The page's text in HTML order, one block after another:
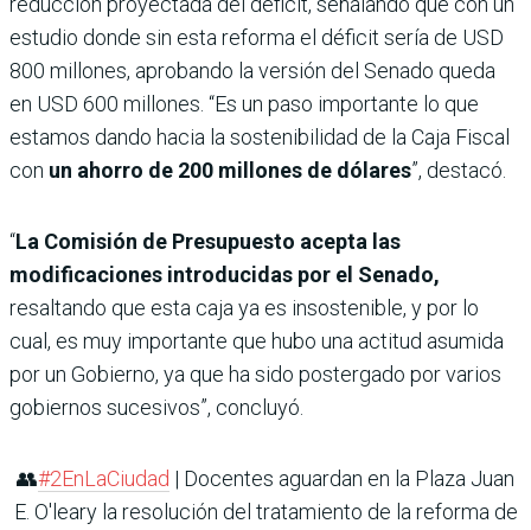
estudio donde sin esta reforma el déficit sería de USD
800 millones, aprobando la versión del Senado queda
en USD 600 millones. “Es un paso importante lo que
estamos dando hacia la sostenibilidad de la Caja Fiscal
con un ahorro de 200 millones de dólares”, destacó.
“La Comisión de Presupuesto acepta las
modificaciones introducidas por el Senado,
resaltando que esta caja ya es insostenible, y por lo
cual, es muy importante que hubo una actitud asumida
por un Gobierno, ya que ha sido postergado por varios
gobiernos sucesivos”, concluyó.
👥#2EnLaCiudad | Docentes aguardan en la Plaza Juan
E. O'leary la resolución del tratamiento de la reforma de